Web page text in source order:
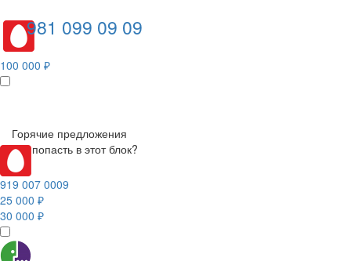
981 099 09 09
100 000 ₽
Горячие предложения
Как попасть в этот блок?
919 007 0009
25 000 ₽
30 000 ₽